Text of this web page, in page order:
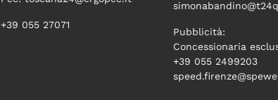
+39 055 27071
Pubblicità:
Concessionaria
+39 055 2499203